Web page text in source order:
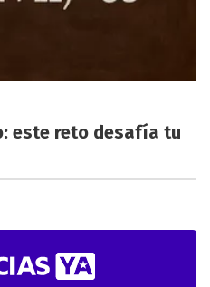
este reto desafía tu